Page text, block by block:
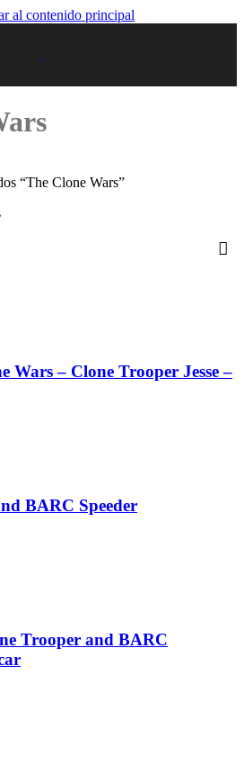
al contenido principal
“The Clone Wars”
Wars – Clone Trooper Jesse –
BARC Speeder
Trooper and BARC